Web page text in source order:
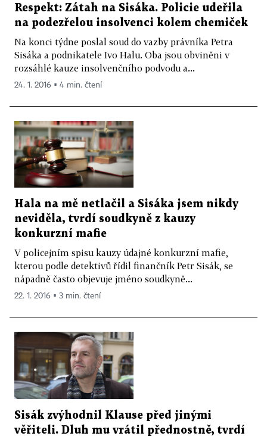
Respekt: Zátah na Sisáka. Policie udeřila
na podezřelou insolvenci kolem chemiček
Na konci týdne poslal soud do vazby právníka Petra
Sisáka a podnikatele Ivo Halu. Oba jsou obviněni v
rozsáhlé kauze insolvenčního podvodu a...
24. 1. 2016 ▪ 4 min. čtení
Hala na mě netlačil a Sisáka jsem nikdy
neviděla, tvrdí soudkyně z kauzy
konkurzní mafie
V policejním spisu kauzy údajné konkurzní mafie,
kterou podle detektivů řídil finančník Petr Sisák, se
nápadně často objevuje jméno soudkyně...
22. 1. 2016 ▪ 3 min. čtení
Sisák zvýhodnil Klause před jinými
věřiteli. Dluh mu vrátil přednostně, tvrdí